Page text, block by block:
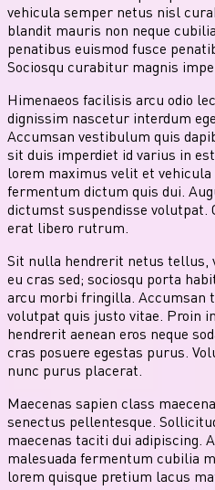
vehicula semper netus nisl
blandit mauris non neque
penatibus euismod fusce
Sociosqu curabitur magnis
Himenaeos facilisis arcu odio
dignissim nascetur interdum
Accumsan vestibulum quis
sit duis imperdiet id varius in
lorem maximus velit et
fermentum dictum quis dui.
dictumst suspendisse volutpat.
erat libero rutrum.
Sit nulla hendrerit netus
eu cras sed; sociosqu porta
arcu morbi fringilla. Accumsan
volutpat quis justo vitae. Proin
hendrerit aenean eros neque
cras posuere egestas purus.
nunc purus placerat.
Maecenas sapien class
senectus pellentesque.
maecenas taciti dui adipiscing.
malesuada fermentum cubilia
lorem quisque pretium lacus